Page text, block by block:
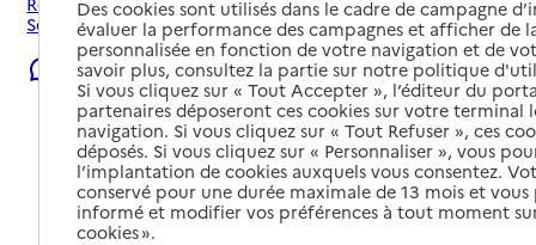
Seissan.
Signaler une erreur
Des cookies sont utilisés dans le cadre de campagne
évaluer la performance des campagnes et afficher de
personnalisée en fonction de votre navigation et de
savoir plus, consultez la partie sur notre politique
Si vous cliquez sur « Tout Accepter », l’éditeur du
partenaires déposeront ces cookies sur votre terminal
navigation. Si vous cliquez sur « Tout Refuser », ces
déposés. Si vous cliquez sur « Personnaliser », vous
l’implantation de cookies auxquels vous consentez.
conservé pour une durée maximale de 13 mois et
informé et modifier vos préférences à tout moment
cookies ».